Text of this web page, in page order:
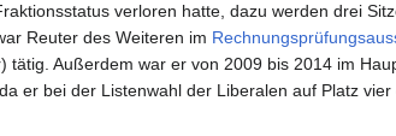
verloren hatte, dazu werden drei
Reuter des Weiteren im
tätig. Außerdem war er von 2009 bis 2014 im
er bei der Listenwahl der Liberalen auf Platz